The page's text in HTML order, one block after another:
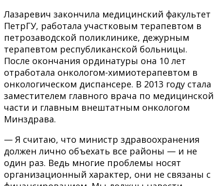
Лазаревич закончила медицинский факультет
ПетрГУ, работала участковым терапевтом в
петрозаводской поликлинике, дежурным
терапевтом республиканской больницы.
После окончания ординатуры она 10 лет
отработала онкологом-химиотерапевтом в
онкологическом диспансере. В 2013 году стала
заместителем главного врача по медицинской
части и главным внештатным онкологом
Минздрава.
— Я считаю, что министр здравоохранения
должен лично объехать все районы — и не
один раз. Ведь многие проблемы носят
организационный характер, они не связаны с